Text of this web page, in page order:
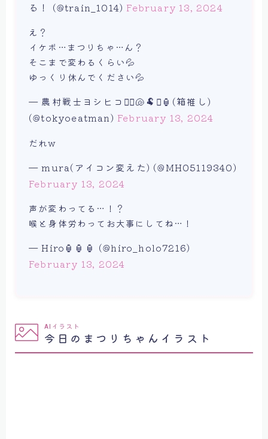
る！ (@train_1014) February 13, 2024
え？
イケボ…まつりちゃ…ん？
そこまで変わるくらい💦
ゆっくり休んでください💦
— 農村戦士ヨシヒコ🏴‍☠️🐚🐏⚔️🏮(箱推し)
(@tokyoeatman) February 13, 2024
だれw
— mura(アイコン変えた) (@MH05119340)
February 13, 2024
声が変わってる…！？
喉と身体労わってお大事にしてね…！
— Hiro🏮🏮🏮 (@hiro_holo7216)
February 13, 2024
AIイラスト
今日のまつりちゃんイラスト